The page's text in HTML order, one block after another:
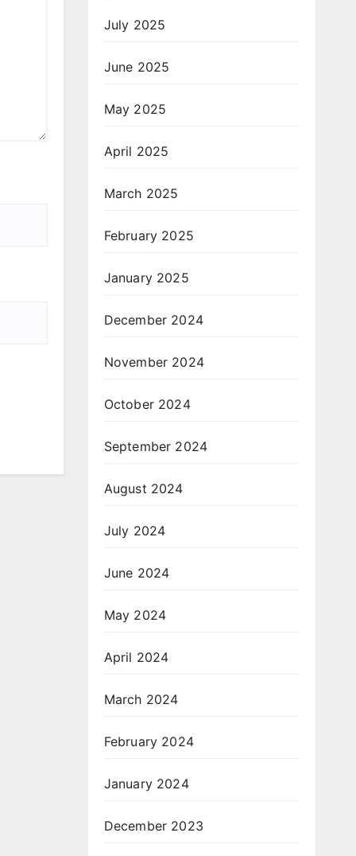
July 2025
June 2025
May 2025
April 2025
March 2025
February 2025
January 2025
December 2024
November 2024
October 2024
September 2024
August 2024
July 2024
June 2024
May 2024
April 2024
March 2024
February 2024
January 2024
December 2023